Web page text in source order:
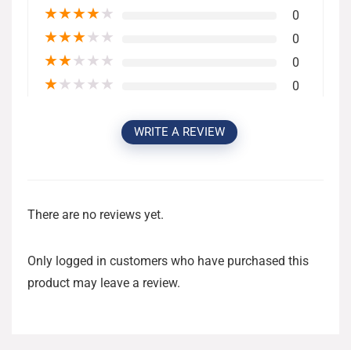
★★★★★ 0
★★★★★ 0
★★★★★ 0
★★★★★ 0
WRITE A REVIEW
There are no reviews yet.
Only logged in customers who have purchased this
product may leave a review.